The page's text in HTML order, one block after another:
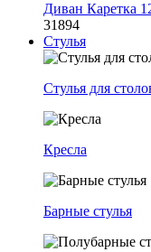
Диван Каретка
31894
Стулья
Стулья для
Кресла
Барные стулья